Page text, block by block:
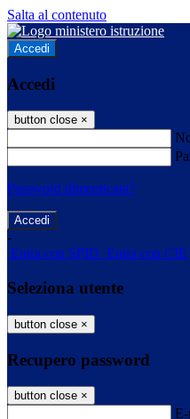
Salta al contenuto
Accedi
Accedi
button close ×
Password dimenticata?
-
Entra con SPID Entra con CIE
Seleziona utente
button close ×
Recupero password
button close ×